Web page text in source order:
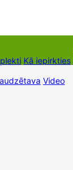
Kā iepirkties
Video